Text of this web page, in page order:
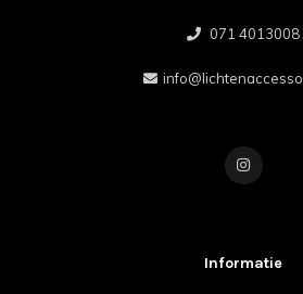
071 4013008
Informatie